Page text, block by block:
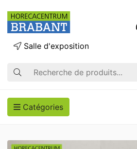
Recherche
Salle d'exposition
Catégories